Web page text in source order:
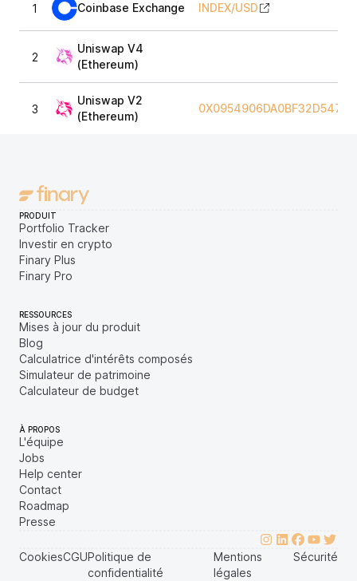
1 Coinbase Exchange INDEX/USD
2
Uniswap V4
(Ethereum)
3
Uniswap V2
(Ethereum)
PRODUIT
Portfolio Tracker
Investir en crypto
Finary Plus
Finary Pro
RESSOURCES
Mises à jour du produit
Blog
Calculatrice d'intérêts composés
Simulateur de patrimoine
Calculateur de budget
À PROPOS
L'équipe
Jobs
Help center
Contact
Roadmap
Presse
CookiesCGUPolitique de
confidentialité
Mentions
légales
Sécurité